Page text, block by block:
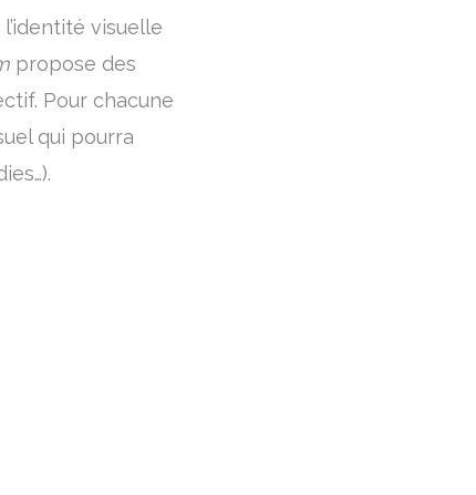
visuelle
propose des
Pour chacune
qui pourra